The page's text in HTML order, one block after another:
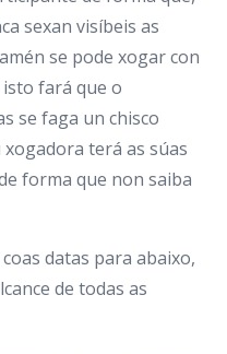
sexan visíbeis as
se pode xogar con
fará que o
se faga un chisco
terá as súas
forma que non saiba
datas para abaixo,
de todas as